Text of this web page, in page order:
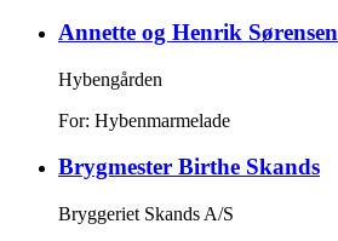
Annette og Henrik Sørensen
Hybengården
For: Hybenmarmelade
Brygmester Birthe Skands
Bryggeriet Skands A/S